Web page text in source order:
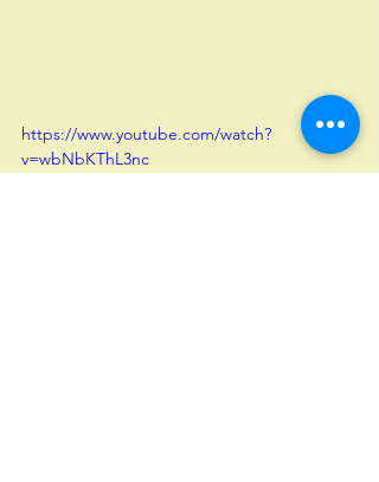
https://www.youtube.com/watch?
v=wbNbKThL3nc